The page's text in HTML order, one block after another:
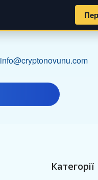
info@cryptonovunu.com
Категорії